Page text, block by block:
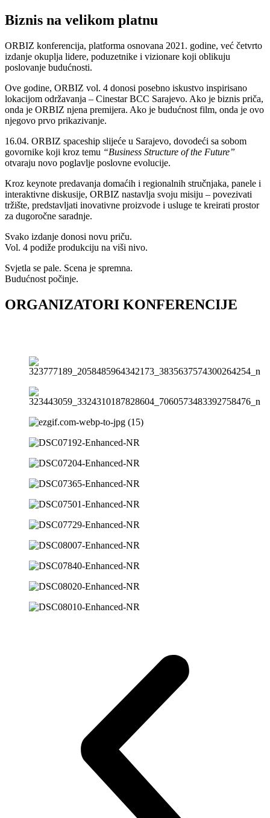
Biznis na velikom platnu
ORBIZ konferencija, platforma osnovana 2021. godine, već četvrto
izdanje okuplja lidere, poduzetnike i vizionare koji oblikuju
poslovanje budućnosti.
Ove godine, ORBIZ vol. 4 donosi posebno iskustvo inspirisano
lokacijom održavanja – Cinestar BCC Sarajevo. Ako je biznis priča,
onda je ORBIZ njena premijera. Ako je budućnost film, onda je ovo
njegovo prvo prikazivanje.
16.04. ORBIZ spaceship slijeće u Sarajevo, dovodeći sa sobom
govornike koji kroz temu “Business Structure of the Future”
otvaraju novo poglavlje poslovne evolucije.
Kroz keynote predavanja domaćih i regionalnih stručnjaka, panele i
interaktivne diskusije, ORBIZ nastavlja svoju misiju – povezivati
tržište, predstavljati inovativne proizvode i usluge te kreirati prostor
za dugoročne saradnje.
Svako izdanje donosi novu priču.
Vol. 4 podiže produkciju na viši nivo.
Svjetla se pale. Scena je spremna.
Budućnost počinje.
ORGANIZATORI KONFERENCIJE